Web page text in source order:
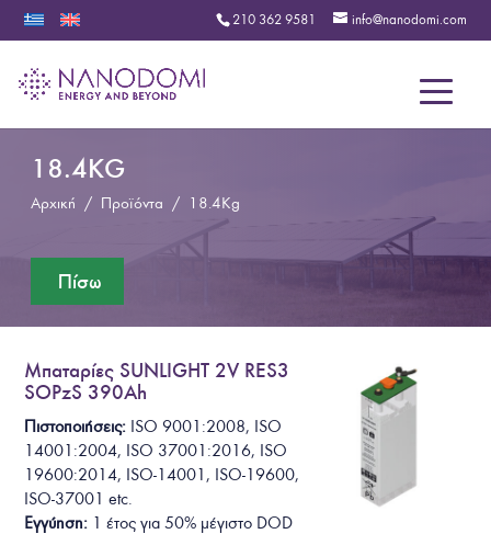
210 362 9581 info@nanodomi.com
18.4KG
Αρχική / Προϊόντα / 18.4Kg
Μπαταρίες SUNLIGHT 2V RES3
SOPzS 390Ah
Πιστοποιήσεις: ISO 9001:2008, ISO
14001:2004, ISO 37001:2016, ISO
19600:2014, ISO-14001, ISO-19600,
ISO-37001etc.
Εγγύηση: 1 έτος για 50% μέγιστο DOD